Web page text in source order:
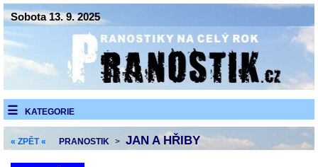
Sobota 13. 9. 2025
KATEGORIE
« ZPĚT « PRANOSTIK > JAN A HŘIBY